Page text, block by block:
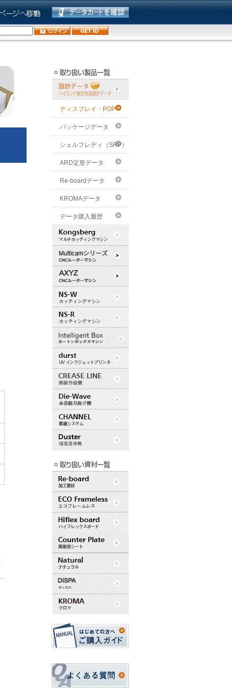
ディスプレイ・POP
パッケージデータ
シェルフレディ（SRP）
ARD定形データ
Re-boardデータ
KROMAデータ
データ購入履歴